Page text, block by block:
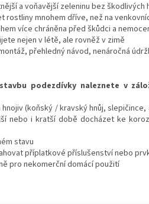
a voňavější zeleninu bez škodlivých
mnohem dříve, než na
více chráněna před škůdci a
nejen v létě, ale rovněž v zimě
přehledný návod, nenáročná
podezdívky naleznete v
(koňský / kravský hnůj,
nebo i kratší době docházet ke
stavu
příplatkové příslušenství nebo
pro nekomerční domácí použití